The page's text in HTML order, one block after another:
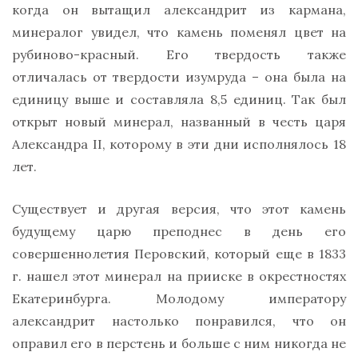
когда он вытащил александрит из кармана,
минералог увидел, что камень поменял цвет на
рубиново-красный. Его твердость также
отличалась от твердости изумруда – она была на
единицу выше и составляла 8,5 единиц. Так был
открыт новый минерал, названный в честь царя
Александра II, которому в эти дни исполнялось 18
лет.
Существует и другая версия, что этот камень
будущему царю преподнес в день его
совершеннолетия Перовский, который еще в 1833
г. нашел этот минерал на прииске в окрестностях
Екатеринбурга. Молодому императору
александрит настолько понравился, что он
оправил его в перстень и больше с ним никогда не